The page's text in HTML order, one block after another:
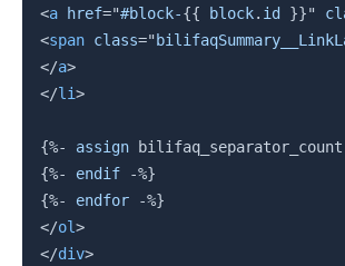
<a href="#block-{{ block. id }}"
<span class="
</a>
</li>
{%- assign bilifaq_separator_count
{%-
endif
-%}
{%-
endfor
-%}
</ol>
</div>